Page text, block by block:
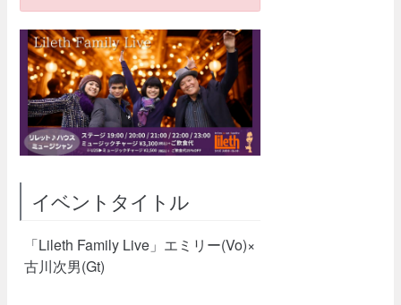
イベントタイトル
「Lileth Family Live」エミリー(Vo)×
古川次男(Gt)